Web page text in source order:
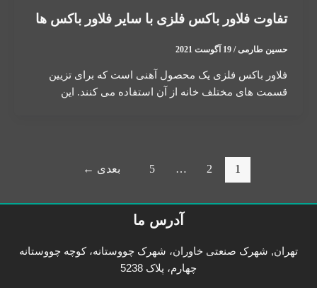
تفاوت فلاور باکس فلزی با سایر فلاور باکس ها
حسین طارمی/ 19 آگوست 2021
فلاور باکس فلزی یک محصول آهنی است که برای تزیین
قسمت های مختلف خانه از آن استفاده می کنند. این
1
2
…
5 بعدی ←
آدرس ما
تهران, شهرک صنعتی خاوران، شهرک چووستانه، کوچه چووستانه
چهارم، پلاک 5238